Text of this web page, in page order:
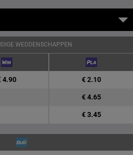
WEDDENSCHAPPEN
4.90 € 2.10
€ 4.65
€ 3.45